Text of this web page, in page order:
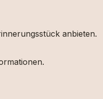
anbieten.